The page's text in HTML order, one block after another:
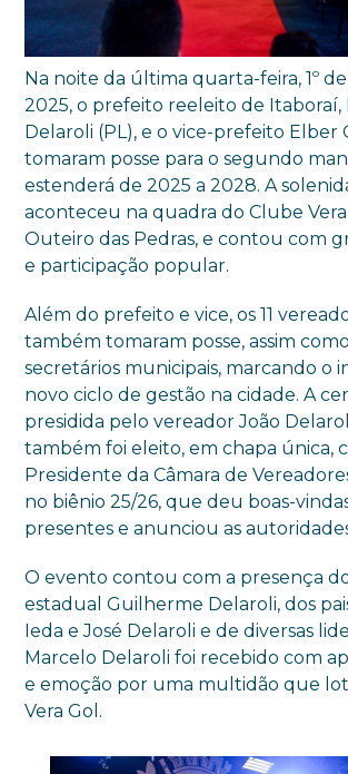
Na noite da última quarta-feira, 1º
2025, o prefeito reeleito de Itaboraí,
Delaroli (PL), e o vice-prefeito Elber
tomaram posse para o segundo
estenderá de 2025 a 2028. A
aconteceu na quadra do Clube
Outeiro das Pedras, e contou com
e participação popular.
Além do prefeito e vice, os 11
também tomaram posse, assim
secretários municipais, marcando o
novo ciclo de gestão na cidade. A
presidida pelo vereador João
também foi eleito, em chapa única,
Presidente da Câmara de
no biênio 25/26, que deu boas-
presentes e anunciou as
O evento contou com a presença
estadual Guilherme Delaroli, dos
Ieda e José Delaroli e de diversas
Marcelo Delaroli foi recebido com
e emoção por uma multidão que
Vera Gol.